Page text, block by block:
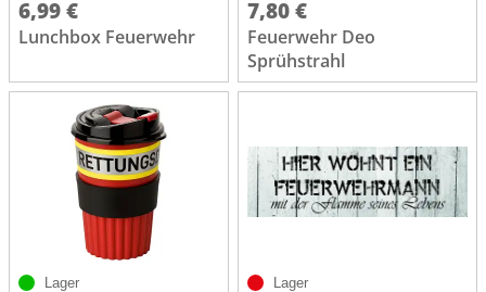
6,99 €
Lunchbox Feuerwehr
7,80 €
Feuerwehr Deo
Sprühstrahl
Lager Lager